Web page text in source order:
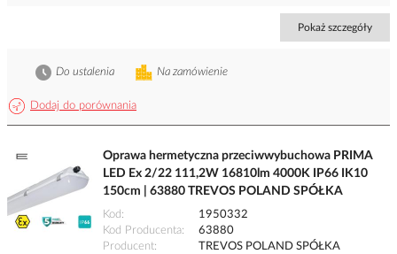
Pokaż szczegóły
Dodaj do porównania
Na zamówienie
Do ustalenia
Oprawa hermetyczna przeciwwybuchowa PRIMA
LED Ex 2/22 111,2W 16810lm 4000K IP66 IK10
150cm | 63880 TREVOS POLAND SPÓŁKA
Kod
1950332
Kod Producenta
63880
Producent
TREVOS POLAND SPÓŁKA